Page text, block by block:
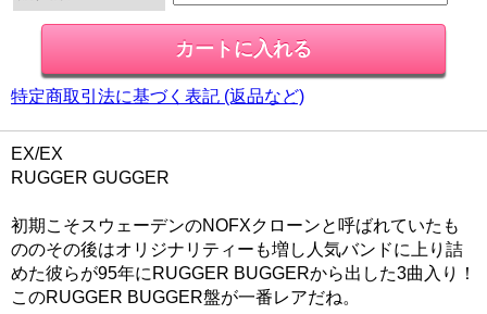
特定商取引法に基づく表記 (返品など)
EX/EX
RUGGER GUGGER
初期こそスウェーデンのNOFXクローンと呼ばれていたも
ののその後はオリジナリティーも増し人気バンドに上り詰
めた彼らが95年にRUGGER BUGGERから出した3曲入り！
このRUGGER BUGGER盤が一番レアだね。